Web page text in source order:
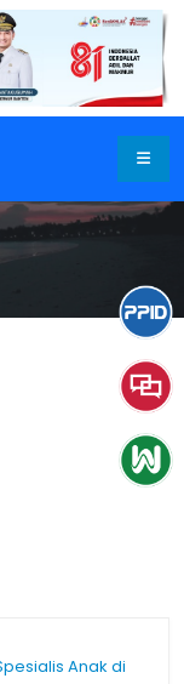
Anak di